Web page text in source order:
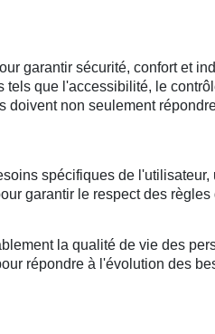
garantir sécurité, confort et
que l'accessibilité, le
non seulement
spécifiques de
garantir le respect des
la qualité de vie des
répondre à l'évolution des